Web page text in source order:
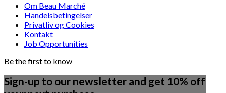
Om Beau Marché
Handelsbetingelser
Privatliv og Cookies
Kontakt
Job Opportunities
Be the first to know
Sign-up to our newsletter and get 10% off